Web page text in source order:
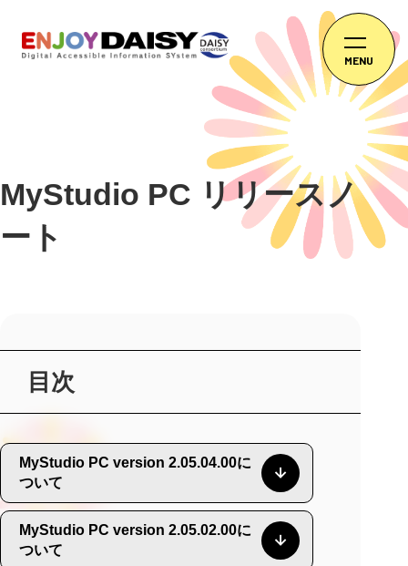
MENU
MyStudio PC リリースノ
ート
目次
MyStudio PC version 2.05.04.00に
ついて
MyStudio PC version 2.05.02.00に
ついて